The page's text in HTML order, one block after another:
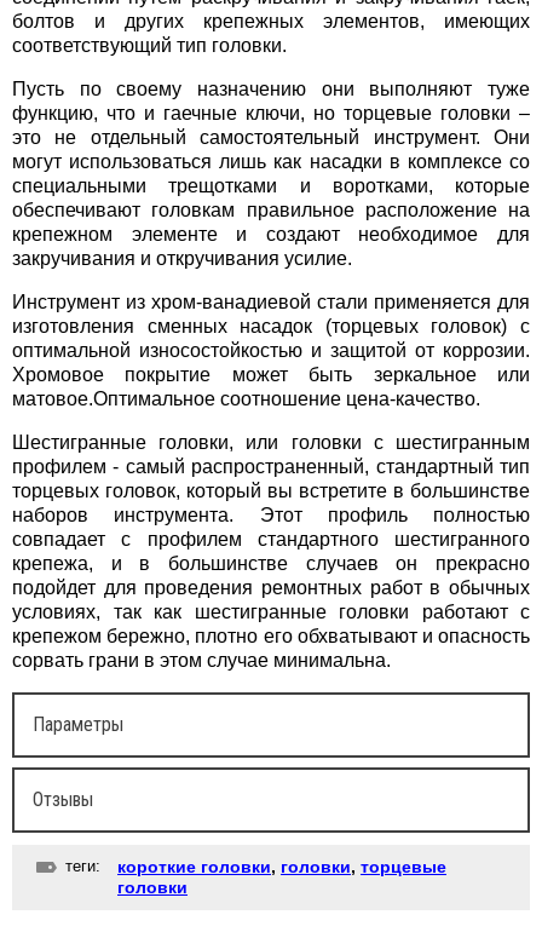
болтов и других крепежных элементов, имеющих
соответствующий тип головки.
Пусть по своему назначению они выполняют туже
функцию, что и гаечные ключи, но торцевые головки –
это не отдельный самостоятельный инструмент. Они
могут использоваться лишь как насадки в комплексе со
специальными трещотками и воротками, которые
обеспечивают головкам правильное расположение на
крепежном элементе и создают необходимое для
закручивания и откручивания усилие.
Инструмент из хром-ванадиевой стали применяется для
изготовления сменных насадок (торцевых головок) с
оптимальной износостойкостью и защитой от коррозии.
Хромовое покрытие может быть зеркальное или
матовое.Оптимальное соотношение цена-качество.
Шестигранные головки, или головки с шестигранным
профилем - самый распространенный, стандартный тип
торцевых головок, который вы встретите в большинстве
наборов инструмента. Этот профиль полностью
совпадает с профилем стандартного шестигранного
крепежа, и в большинстве случаев он прекрасно
подойдет для проведения ремонтных работ в обычных
условиях, так как шестигранные головки работают с
крепежом бережно, плотно его обхватывают и опасность
сорвать грани в этом случае минимальна.
Параметры
Отзывы
теги: короткие головки, головки, торцевые
головки